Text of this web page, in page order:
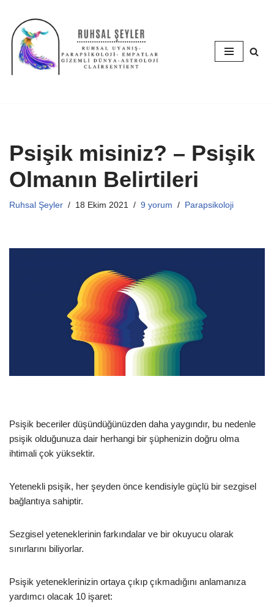
İçeriğe
geç
Psişik misiniz? – Psişik
Olmanın Belirtileri
Ruhsal Şeyler 18 Ekim 2021 9 yorum Parapsikoloji
Psişik beceriler düşündüğünüzden daha yaygındır, bu nedenle
psişik olduğunuza dair herhangi bir şüphenizin doğru olma
ihtimali çok yüksektir.
Yetenekli psişik, her şeyden önce kendisiyle güçlü bir sezgisel
bağlantıya sahiptir.
Sezgisel yeteneklerinin farkındalar ve bir okuyucu olarak
sınırlarını biliyorlar.
Psişik yeteneklerinizin ortaya çıkıp çıkmadığını anlamanıza
yardımcı olacak 10 işaret: